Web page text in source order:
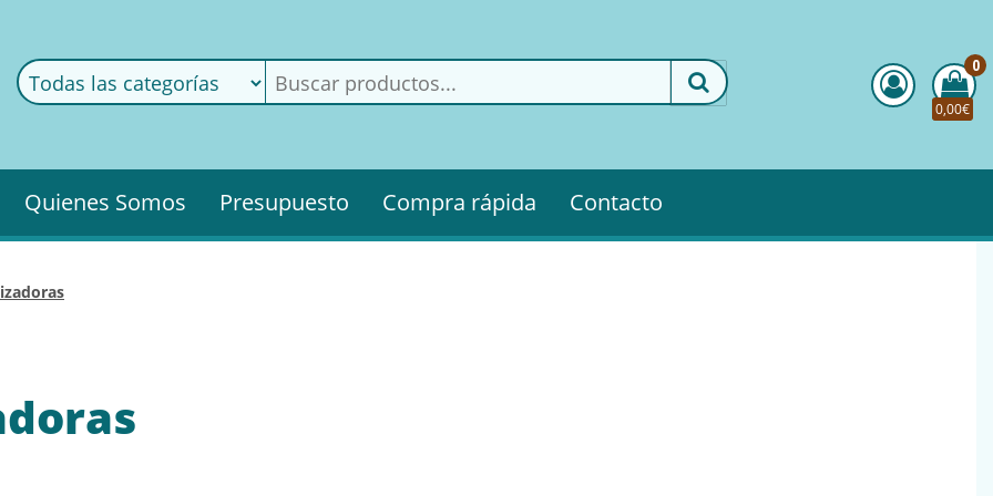
0
0,00€
Quienes Somos Presupuesto Compra rápida Contacto